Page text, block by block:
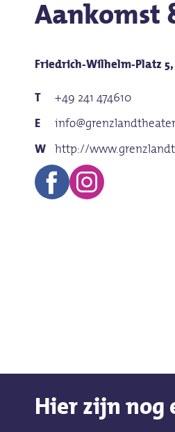
Aankomst
Friedrich-Wilhelm-Platz 5,
+49 241 474610
http://
Hier zijn nog